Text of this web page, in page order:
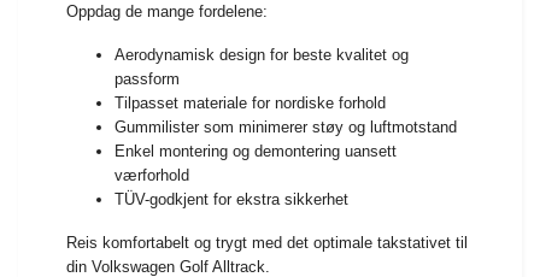
Oppdag de mange fordelene:
Aerodynamisk design for beste kvalitet og
passform
Tilpasset materiale for nordiske forhold
Gummilister som minimerer støy og luftmotstand
Enkel montering og demontering uansett
værforhold
TÜV-godkjent for ekstra sikkerhet
Reis komfortabelt og trygt med det optimale takstativet til
din Volkswagen Golf Alltrack.